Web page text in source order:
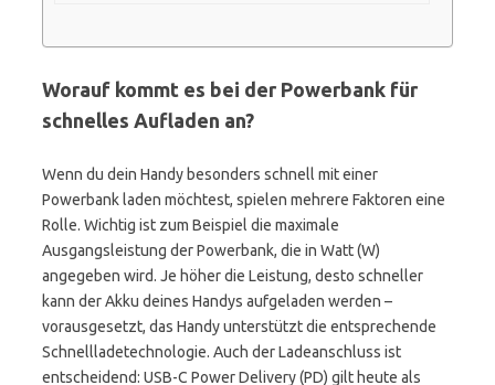
Worauf kommt es bei der Powerbank für
schnelles Aufladen an?
Wenn du dein Handy besonders schnell mit einer
Powerbank laden möchtest, spielen mehrere Faktoren eine
Rolle. Wichtig ist zum Beispiel die maximale
Ausgangsleistung der Powerbank, die in Watt (W)
angegeben wird. Je höher die Leistung, desto schneller
kann der Akku deines Handys aufgeladen werden –
vorausgesetzt, das Handy unterstützt die entsprechende
Schnellladetechnologie. Auch der Ladeanschluss ist
entscheidend: USB-C Power Delivery (PD) gilt heute als